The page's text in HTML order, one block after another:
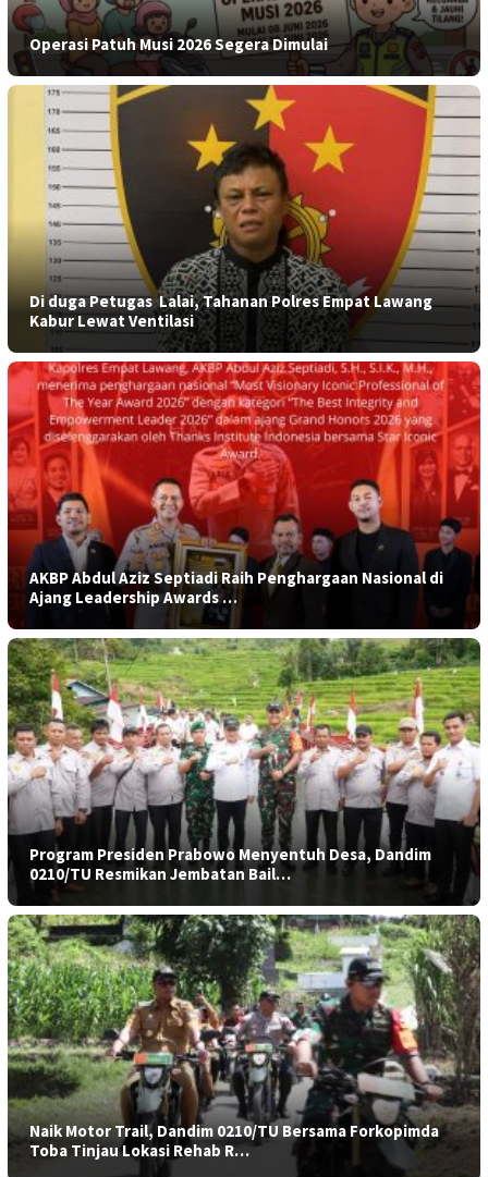
Operasi Patuh Musi 2026 Segera Dimulai
​Di duga Petugas Lalai, Tahanan Polres Empat Lawang
Kabur Lewat Ventilasi
AKBP Abdul Aziz Septiadi Raih Penghargaan Nasional di
Ajang Leadership Awards …
Program Presiden Prabowo Menyentuh Desa, Dandim
0210/TU Resmikan Jembatan Bail…
Naik Motor Trail, Dandim 0210/TU Bersama Forkopimda
Toba Tinjau Lokasi Rehab R…